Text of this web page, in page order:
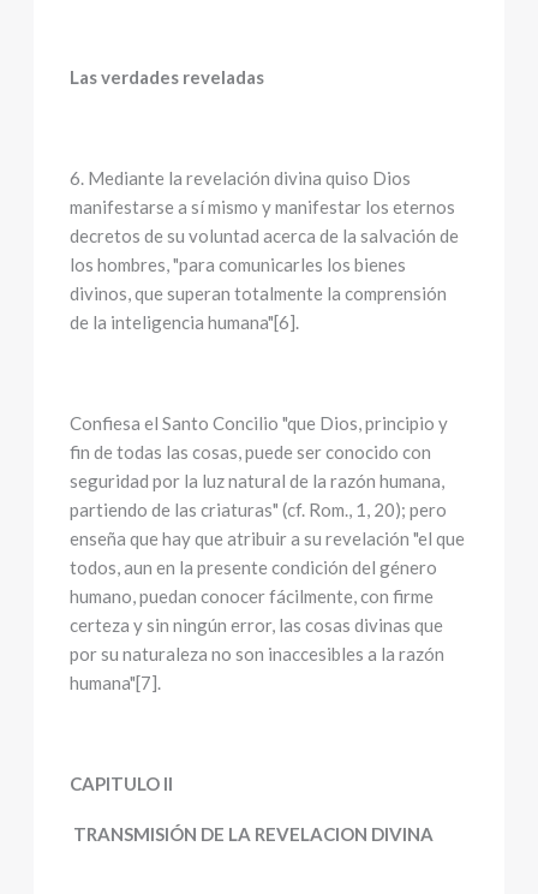
Las verdades reveladas
6. Mediante la revelación divina quiso Dios
manifestarse a sí mismo y manifestar los eternos
decretos de su voluntad acerca de la salvación de
los hombres, "para comunicarles los bienes
divinos, que superan totalmente la comprensión
de la inteligencia humana"[6].
Confiesa el Santo Concilio "que Dios, principio y
fin de todas las cosas, puede ser conocido con
seguridad por la luz natural de la razón humana,
partiendo de las criaturas" (cf. Rom., 1, 20); pero
enseña que hay que atribuir a su revelación "el que
todos, aun en la presente condición del género
humano, puedan conocer fácilmente, con firme
certeza y sin ningún error, las cosas divinas que
por su naturaleza no son inaccesibles a la razón
humana"[7].
CAPITULO II
TRANSMISIÓN DE LA REVELACION DIVINA